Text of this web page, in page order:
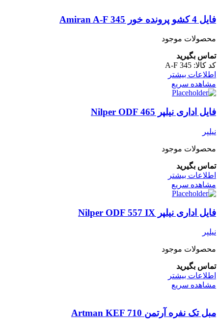
فایل 4 کشو پرونده خور Amiran A-F 345
محصولات موجود
تماس بگیرید
کد کالا: A-F 345
اطلاعات بیشتر
مشاهده سریع
فایل اداری نیلپر Nilper ODF 465
نیلپر
محصولات موجود
تماس بگیرید
اطلاعات بیشتر
مشاهده سریع
فایل اداری نیلپر Nilper ODF 557 IX
نیلپر
محصولات موجود
تماس بگیرید
اطلاعات بیشتر
مشاهده سریع
مبل تک نفره آرتمن Artman KEF 710